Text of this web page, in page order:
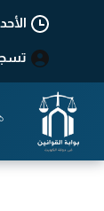
الأحد, 9 أغسطس